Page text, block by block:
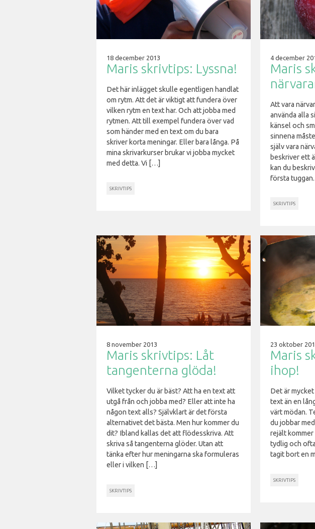
18 december 2013
Maris skrivtips: Lyssna!
Det här inlägget skulle egentligen handlat
om rytm. Att det är viktigt att fundera över
vilken rytm en text har. Och att jobba med
rytmen. Att till exempel fundera över vad
som händer med en text om du bara
skriver korta meningar. Eller bara långa. På
mina skrivarkurser brukar vi jobba mycket
med detta. Vi […]
SKRIVTIPS
4 december
Maris
Att vara
använda alla
känsel och
sinnena
själv vara
beskriver ett
kan du
första
SKRIVTIPS
8 november 2013
Maris skrivtips: Låt
tangenterna glöda!
Vilket tycker du är bäst? Att ha en text att
utgå från och jobba med? Eller att inte ha
någon text alls? Självklart är det första
alternativet det bästa. Men hur kommer du
dit? Ibland kallas det att flödesskriva. Att
skriva så tangenterna glöder. Utan att
tänka efter hur meningarna ska formuleras
eller i vilken […]
SKRIVTIPS
23 oktober
Maris
ihop!
Det är
text än en
värt mödan.
du jobbar
rejält
tydlig och
tagit bort en
SKRIVTIPS